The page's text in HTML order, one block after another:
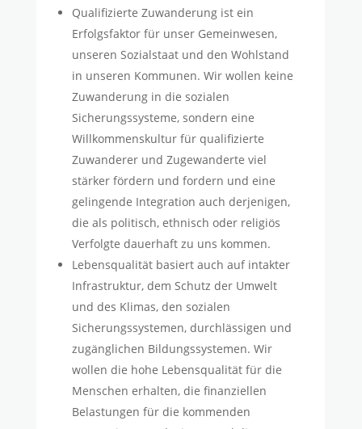
Qualifizierte Zuwanderung ist ein
Erfolgsfaktor für unser Gemeinwesen,
unseren Sozialstaat und den Wohlstand
in unseren Kommunen. Wir wollen keine
Zuwanderung in die sozialen
Sicherungssysteme, sondern eine
Willkommenskultur für qualifizierte
Zuwanderer und Zugewanderte viel
stärker fördern und fordern und eine
gelingende Integration auch derjenigen,
die als politisch, ethnisch oder religiös
Verfolgte dauerhaft zu uns kommen.
Lebensqualität basiert auch auf intakter
Infrastruktur, dem Schutz der Umwelt
und des Klimas, den sozialen
Sicherungssystemen, durchlässigen und
zugänglichen Bildungssystemen. Wir
wollen die hohe Lebensqualität für die
Menschen erhalten, die finanziellen
Belastungen für die kommenden